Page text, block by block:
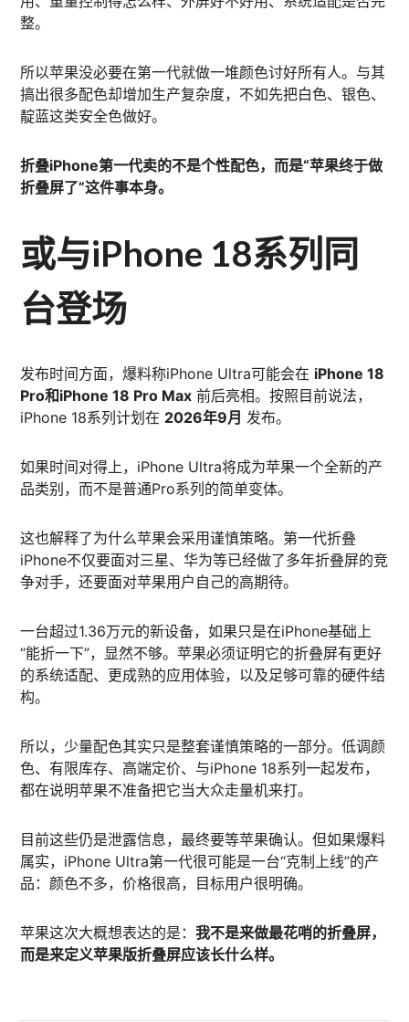
整。
所以苹果没必要在第一代就做一堆颜色讨好所有人。与其
搞出很多配色却增加生产复杂度，不如先把白色、银色、
靛蓝这类安全色做好。
折叠iPhone第一代卖的不是个性配色，而是“苹果终于做
折叠屏了”这件事本身。
或与iPhone 18系列同
台登场
发布时间方面，爆料称iPhone Ultra可能会在 iPhone 18
Pro和iPhone 18 Pro Max 前后亮相。按照目前说法，
iPhone 18系列计划在 2026年9月 发布。
如果时间对得上，iPhone Ultra将成为苹果一个全新的产
品类别，而不是普通Pro系列的简单变体。
这也解释了为什么苹果会采用谨慎策略。第一代折叠
iPhone不仅要面对三星、华为等已经做了多年折叠屏的竞
争对手，还要面对苹果用户自己的高期待。
一台超过1.36万元的新设备，如果只是在iPhone基础上
“能折一下”，显然不够。苹果必须证明它的折叠屏有更好
的系统适配、更成熟的应用体验，以及足够可靠的硬件结
构。
所以，少量配色其实只是整套谨慎策略的一部分。低调颜
色、有限库存、高端定价、与iPhone 18系列一起发布，
都在说明苹果不准备把它当大众走量机来打。
目前这些仍是泄露信息，最终要等苹果确认。但如果爆料
属实，iPhone Ultra第一代很可能是一台“克制上线”的产
品：颜色不多，价格很高，目标用户很明确。
苹果这次大概想表达的是：我不是来做最花哨的折叠屏，
而是来定义苹果版折叠屏应该长什么样。